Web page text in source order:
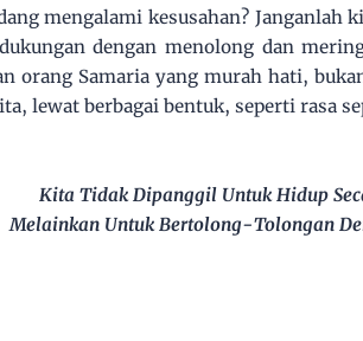
mengalami kesusahan?
dengan menolong dan
orang Samaria yang murah hati,
lewat berbagai bentuk, seperti rasa
Kita Tidak Dipanggil Untuk Hidup
Melainkan Untuk Bertolong-Tolongan